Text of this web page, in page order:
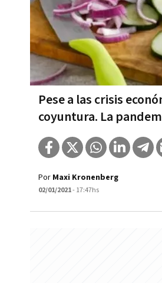
Pese a las crisis
coyuntura. La
Por Maxi Kronenberg
02/01/2021- 17:47hs